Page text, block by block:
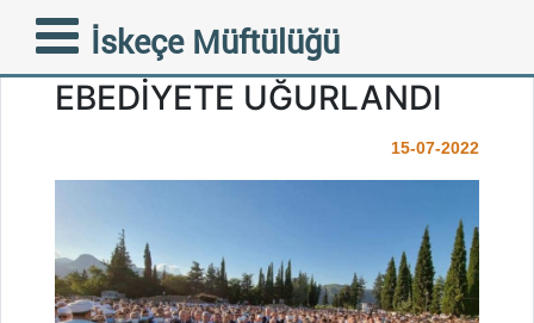
İskeçe Müftülüğü
MERHUM MÜFTÜMÜZ
AHMET METE BUGÜN
EBEDİYETE UĞURLANDI
15-07-2022